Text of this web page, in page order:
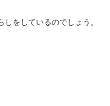
をしているのでしょう。